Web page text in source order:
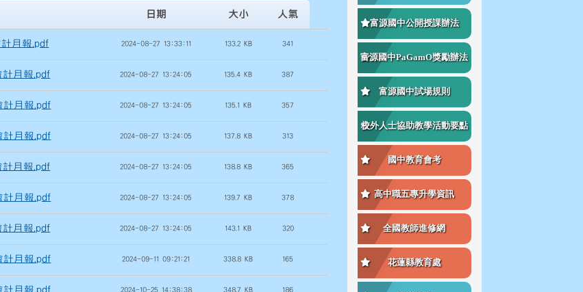
日期 大小 人氣
計月報.pdf 2024-08-27 13:33:11 133.2 KB 341
計月報.pdf 2024-08-27 13:24:05 135.4 KB 387
計月報.pdf 2024-08-27 13:24:05 135.1 KB 357
計月報.pdf 2024-08-27 13:24:05 137.8 KB 313
計月報.pdf 2024-08-27 13:24:05 138.8 KB 365
計月報.pdf 2024-08-27 13:24:05 139.7 KB 378
計月報.pdf 2024-08-27 13:24:05 143.1 KB 320
計月報.pdf 2024-09-11 09:21:21 338.8 KB 165
計月報.pdf 2024-10-25 14:38:38 348.7 KB 186
富源國中公開授課辦法
富源國中PaGamO獎勵辦法
富源國中試場規則
校外人士協助教學活動要點
國中教育會考
高中職五專升學資訊
全國教師進修網
花蓮縣教育處